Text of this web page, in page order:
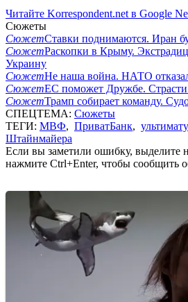
Читайте Korrespondent.net в Google
Сюжеты
СюжетСтавки поднимаются. Иран
СюжетРаскопки в Крыму.
Украину
СюжетНе наша война. НАТО
СюжетЕС поможет Дружбе.
СюжетТрамп собирает команду.
СПЕЦТЕМА: Сюжеты
ТЕГИ: МВФ, ПриватБанк,
Штайнмайера
Если вы заметили ошибку, выделите
нажмите Ctrl+Enter, чтобы сообщить